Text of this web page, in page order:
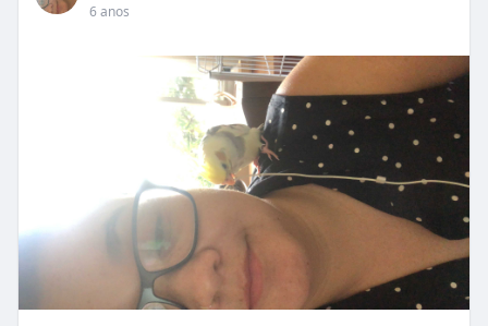
6 anos